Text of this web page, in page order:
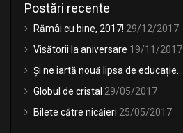
Postări recente
Rămâi cu bine, 2017! 29/12/2017
Visătorii la aniversare 19/11/2017
Și ne iartă nouă lipsa de educație…
Globul de cristal 29/05/2017
Bilete către nicăieri 25/05/2017